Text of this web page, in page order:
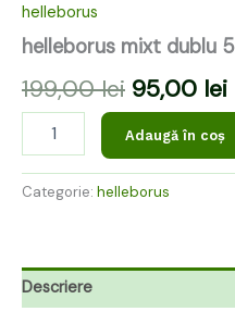
helleborus
helleborus mixt dublu
199,00lei 95,00 lei
Adaugă în coș
Categorie: helleborus
Descriere